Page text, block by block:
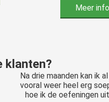
Meer
klanten?
Na drie maanden kan ik
vooral weer heel erg
hoe ik de oefeningen